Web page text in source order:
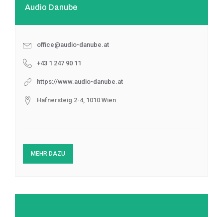
Audio Danube
office@audio-danube.at
+43 1 247 90 11
https://www.audio-danube.at
Hafnersteig 2-4, 1010 Wien
MEHR DAZU